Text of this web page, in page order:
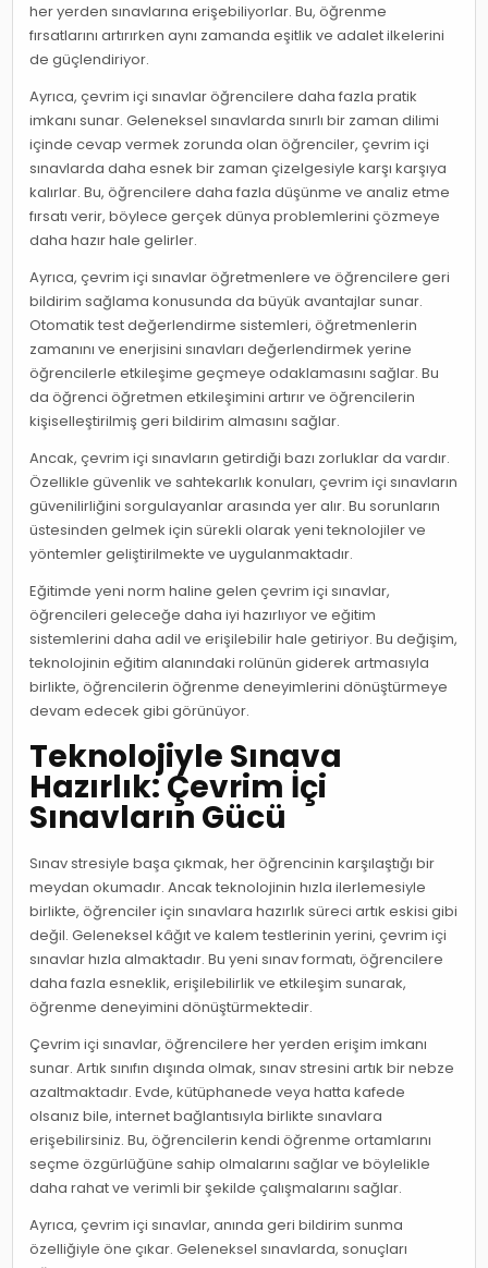
her yerden sınavlarına erişebiliyorlar. Bu, öğrenme
fırsatlarını artırırken aynı zamanda eşitlik ve adalet ilkelerini
de güçlendiriyor.
Ayrıca, çevrim içi sınavlar öğrencilere daha fazla pratik
imkanı sunar. Geleneksel sınavlarda sınırlı bir zaman dilimi
içinde cevap vermek zorunda olan öğrenciler, çevrim içi
sınavlarda daha esnek bir zaman çizelgesiyle karşı karşıya
kalırlar. Bu, öğrencilere daha fazla düşünme ve analiz etme
fırsatı verir, böylece gerçek dünya problemlerini çözmeye
daha hazır hale gelirler.
Ayrıca, çevrim içi sınavlar öğretmenlere ve öğrencilere geri
bildirim sağlama konusunda da büyük avantajlar sunar.
Otomatik test değerlendirme sistemleri, öğretmenlerin
zamanını ve enerjisini sınavları değerlendirmek yerine
öğrencilerle etkileşime geçmeye odaklamasını sağlar. Bu
da öğrenci öğretmen etkileşimini artırır ve öğrencilerin
kişiselleştirilmiş geri bildirim almasını sağlar.
Ancak, çevrim içi sınavların getirdiği bazı zorluklar da vardır.
Özellikle güvenlik ve sahtekarlık konuları, çevrim içi sınavların
güvenilirliğini sorgulayanlar arasında yer alır. Bu sorunların
üstesinden gelmek için sürekli olarak yeni teknolojiler ve
yöntemler geliştirilmekte ve uygulanmaktadır.
Eğitimde yeni norm haline gelen çevrim içi sınavlar,
öğrencileri geleceğe daha iyi hazırlıyor ve eğitim
sistemlerini daha adil ve erişilebilir hale getiriyor. Bu değişim,
teknolojinin eğitim alanındaki rolünün giderek artmasıyla
birlikte, öğrencilerin öğrenme deneyimlerini dönüştürmeye
devam edecek gibi görünüyor.
Teknolojiyle Sınava
Hazırlık: Çevrim İçi
Sınavların Gücü
Sınav stresiyle başa çıkmak, her öğrencinin karşılaştığı bir
meydan okumadır. Ancak teknolojinin hızla ilerlemesiyle
birlikte, öğrenciler için sınavlara hazırlık süreci artık eskisi gibi
değil. Geleneksel kâğıt ve kalem testlerinin yerini, çevrim içi
sınavlar hızla almaktadır. Bu yeni sınav formatı, öğrencilere
daha fazla esneklik, erişilebilirlik ve etkileşim sunarak,
öğrenme deneyimini dönüştürmektedir.
Çevrim içi sınavlar, öğrencilere her yerden erişim imkanı
sunar. Artık sınıfın dışında olmak, sınav stresini artık bir nebze
azaltmaktadır. Evde, kütüphanede veya hatta kafede
olsanız bile, internet bağlantısıyla birlikte sınavlara
erişebilirsiniz. Bu, öğrencilerin kendi öğrenme ortamlarını
seçme özgürlüğüne sahip olmalarını sağlar ve böylelikle
daha rahat ve verimli bir şekilde çalışmalarını sağlar.
Ayrıca, çevrim içi sınavlar, anında geri bildirim sunma
özelliğiyle öne çıkar. Geleneksel sınavlarda, sonuçları